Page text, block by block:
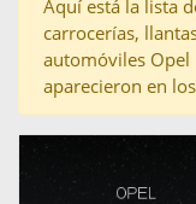
Aquí está la lista
carrocerías,
automóviles
aparecieron en